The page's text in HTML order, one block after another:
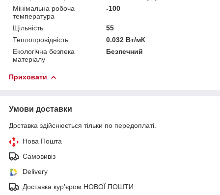
Мінімальна робоча
температура
-100
Щільність
55
Теплопровідність
0.032 Вт/мК
Екологічна безпека
матеріалу
Безпечний
Приховати
Умови доставки
Доставка здійснюється тільки по передоплаті.
Нова Пошта
Самовивіз
Delivery
Доставка кур'єром НОВОЇ ПОШТИ